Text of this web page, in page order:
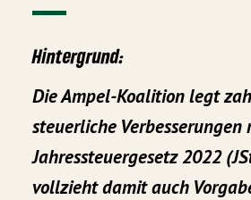
Hintergrund:
Die Ampel-Koalition legt
steuerliche Verbesserungen
Jahressteuergesetz 2022
vollzieht damit auch